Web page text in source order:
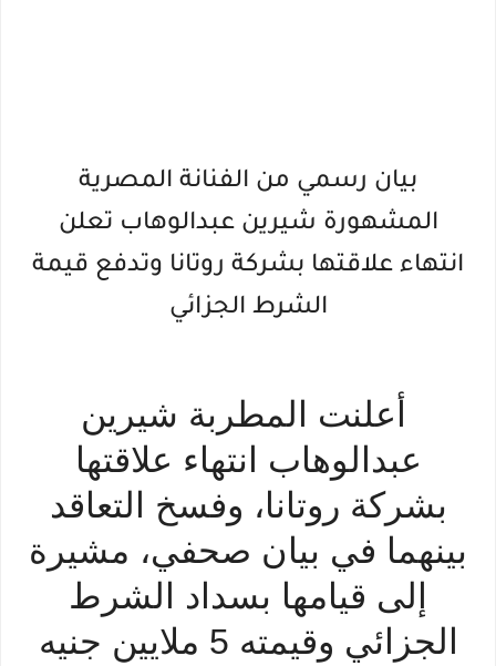
بيان رسمي من الفنانة المصرية
المشهورة شيرين عبدالوهاب تعلن
انتهاء علاقتها بشركة روتانا وتدفع قيمة
الشرط الجزائي
أعلنت المطربة شيرين
عبدالوهاب انتهاء علاقتها
بشركة روتانا، وفسخ التعاقد
بينهما في بيان صحفي، مشيرة
إلى قيامها بسداد الشرط
الجزائي وقيمته 5 ملايين جنيه